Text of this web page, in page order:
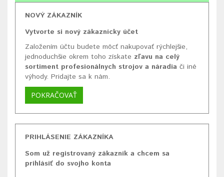
NOVÝ ZÁKAZNÍK
Vytvorte si nový zákaznícky účet
Založením účtu budete môcť nakupovať rýchlejšie,
jednoduchšie okrem toho získate zľavu na celý
sortiment profesionálnych strojov a náradia či iné
výhody. Pridajte sa k nám.
POKRAČOVAŤ
PRIHLÁSENIE ZÁKAZNÍKA
Som už registrovaný zákazník a chcem sa
prihlásiť do svojho konta